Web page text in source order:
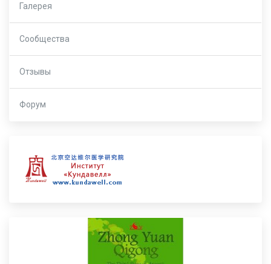
Галерея
Сообщества
Отзывы
Форум